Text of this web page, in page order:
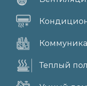
Теплый пол